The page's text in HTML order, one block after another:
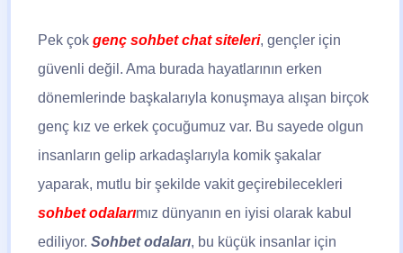
Pek çok genç sohbet chat siteleri, gençler için
güvenli değil. Ama burada hayatlarının erken
dönemlerinde başkalarıyla konuşmaya alışan birçok
genç kız ve erkek çocuğumuz var. Bu sayede olgun
insanların gelip arkadaşlarıyla komik şakalar
yaparak, mutlu bir şekilde vakit geçirebilecekleri
sohbet odalarımız dünyanın en iyisi olarak kabul
ediliyor. Sohbet odaları, bu küçük insanlar için